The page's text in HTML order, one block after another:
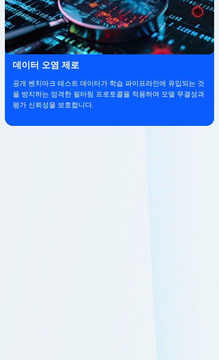
데이터 오염 제로
공개 벤치마크 테스트 데이터가 학습 파이프라인에 유입되는 것
을 방지하는 엄격한 필터링 프로토콜을 적용하여 모델 무결성과
평가 신뢰성을 보호합니다.